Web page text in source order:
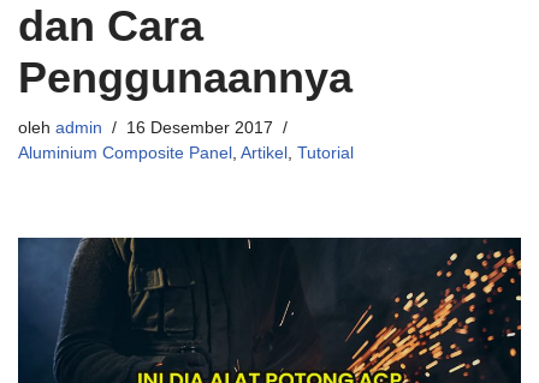
dan Cara
Penggunaannya
oleh admin
16 Desember 2017
Aluminium Composite Panel , Artikel , Tutorial